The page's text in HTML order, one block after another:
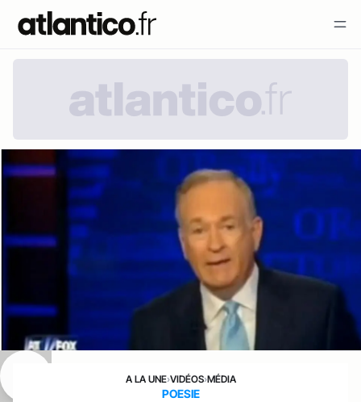
A LA UNE›VIDÉOS›MÉDIA
POESIE